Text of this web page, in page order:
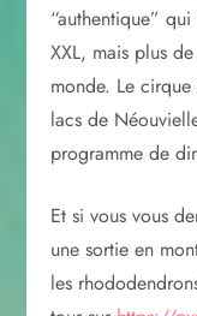
“authentique”
XXL, mais plus
monde. Le
lacs de
programme de
Et si vous vous
une sortie en
les